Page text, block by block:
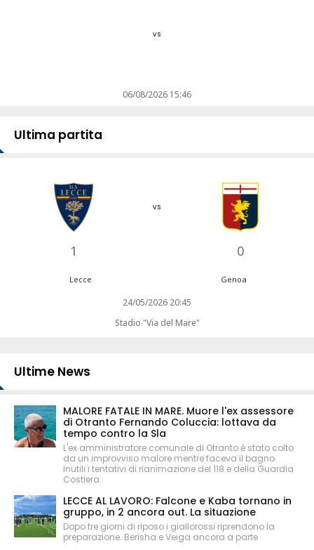
vs
06/08/2026 15:46
Ultima partita
1
vs
0
Lecce Genoa
24/05/2026 20:45
Stadio "Via del Mare"
Ultime News
MALORE FATALE IN MARE. Muore l'ex assessore
di Otranto Fernando Coluccia: lottava da
tempo contro la Sla
L'ex amministratore comunale di Otranto è stato colto
da un improvviso malore mentre faceva il bagno.
Inutili i tentativi di rianimazione del 118 e della Guardia
Costiera.
LECCE AL LAVORO: Falcone e Kaba tornano in
gruppo, in 2 ancora out. La situazione
Dopo tre giorni di riposo i giallorossi riprendono la
preparazione. Berisha e Veiga ancora a parte